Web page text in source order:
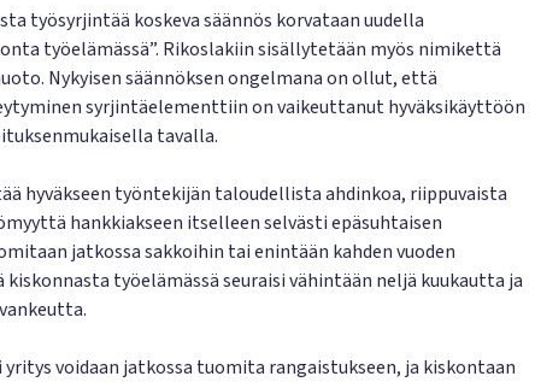
työsyrjintää koskeva säännös korvataan uudella
työelämässä”. Rikoslakiin sisällytetään myös nimikettä
Nykyisen säännöksen ongelmana on ollut, että
syrjintäelementtiin on vaikeuttanut hyväksikäyttöön
tavalla.
hyväkseen työntekijän taloudellista ahdinkoa, riippuvaista
hankkiakseen itselleen selvästi epäsuhtaisen
jatkossa sakkoihin tai enintään kahden vuoden
kiskonnasta työelämässä seuraisi vähintään neljä kuukautta ja
yritys voidaan jatkossa tuomita rangaistukseen, ja kiskontaan